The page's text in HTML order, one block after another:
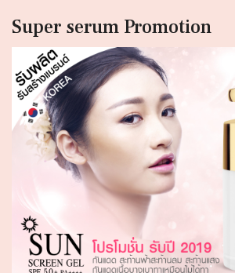
Super serum Promotion